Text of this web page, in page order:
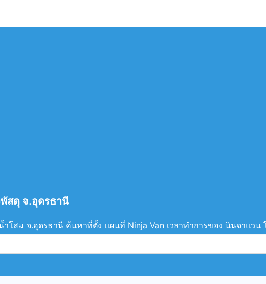
สดุ จ.อุดรธานี
โสม จ.อุดรธานี ค้นหาที่ตั้ง แผนที่ Ninja Van เวลาทำการของ นินจาแวน